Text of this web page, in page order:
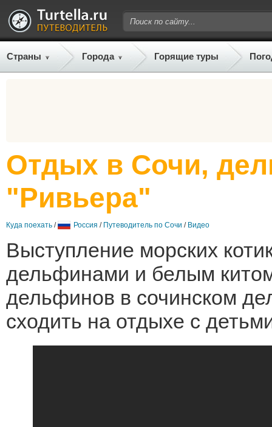
Страны Города Горящие туры
Отдых в Сочи,
"Ривьера"
Куда поехать / Россия / Путеводитель по Сочи / Видео
Выступление морских
дельфинами и белым
дельфинов в сочинском
сходить на отдыхе с